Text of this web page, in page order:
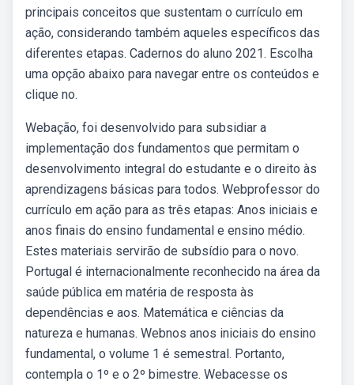
principais conceitos que sustentam o currículo em
ação, considerando também aqueles específicos das
diferentes etapas. Cadernos do aluno 2021. Escolha
uma opção abaixo para navegar entre os conteúdos e
clique no.
Webação, foi desenvolvido para subsidiar a
implementação dos fundamentos que permitam o
desenvolvimento integral do estudante e o direito às
aprendizagens básicas para todos. Webprofessor do
currículo em ação para as três etapas: Anos iniciais e
anos finais do ensino fundamental e ensino médio.
Estes materiais servirão de subsídio para o novo.
Portugal é internacionalmente reconhecido na área da
saúde pública em matéria de resposta às
dependências e aos. Matemática e ciências da
natureza e humanas. Webnos anos iniciais do ensino
fundamental, o volume 1 é semestral. Portanto,
contempla o 1º e o 2º bimestre. Webacesse os